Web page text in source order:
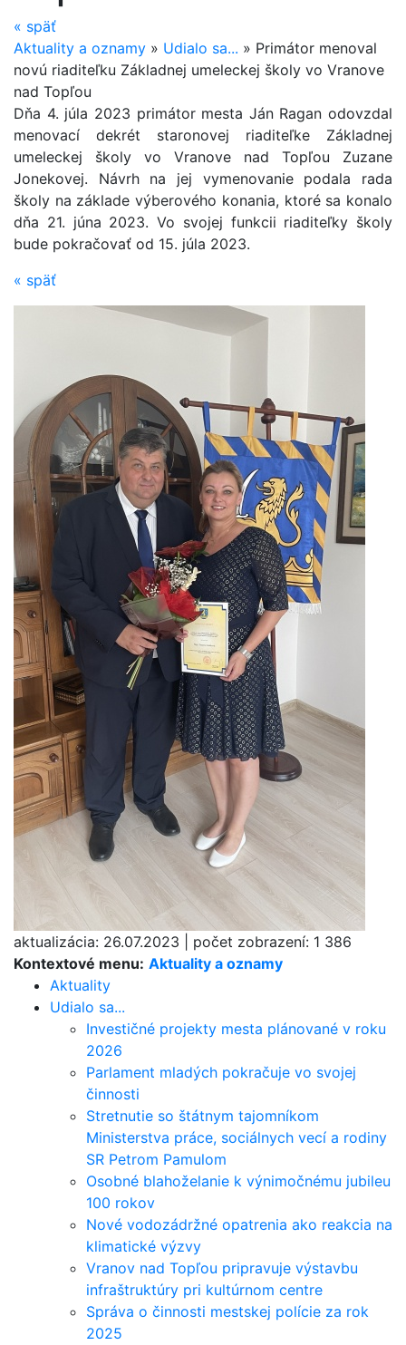
Kontextové menu: Aktuality a oznamy
Aktuality
Udialo sa...
Investičné projekty mesta plánované v roku
2026
Parlament mladých pokračuje vo svojej
činnosti
Stretnutie so štátnym tajomníkom
Ministerstva práce, sociálnych vecí a rodiny
SR Petrom Pamulom
Osobné blahoželanie k výnimočnému jubileu
100 rokov
Nové vodozádržné opatrenia ako reakcia na
klimatické výzvy
Vranov nad Topľou pripravuje výstavbu
infraštruktúry pri kultúrnom centre
Správa o činnosti mestskej polície za rok
2025
« späť
Aktuality a oznamy » Udialo sa... » Primátor menoval
novú riaditeľku Základnej umeleckej školy vo Vranove
nad Topľou
Dňa 4. júla 2023 primátor mesta Ján Ragan odovzdal
menovací dekrét staronovej riaditeľke Základnej
umeleckej školy vo Vranove nad Topľou Zuzane
Jonekovej. Návrh na jej vymenovanie podala rada
školy na základe výberového konania, ktoré sa konalo
dňa 21. júna 2023. Vo svojej funkcii riaditeľky školy
bude pokračovať od 15. júla 2023.
« späť
aktualizácia: 26.07.2023 počet zobrazení: 1 386